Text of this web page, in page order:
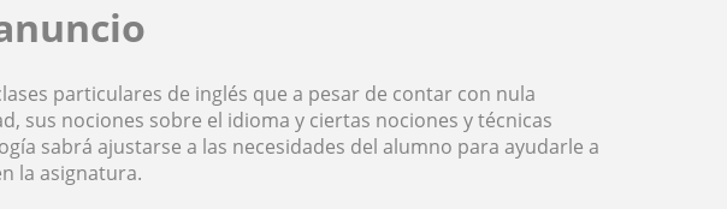
particulares de inglés que a pesar de contar con nula
sus nociones sobre el idioma y ciertas nociones y técnicas
sabrá ajustarse a las necesidades del alumno para ayudarle a
la asignatura.